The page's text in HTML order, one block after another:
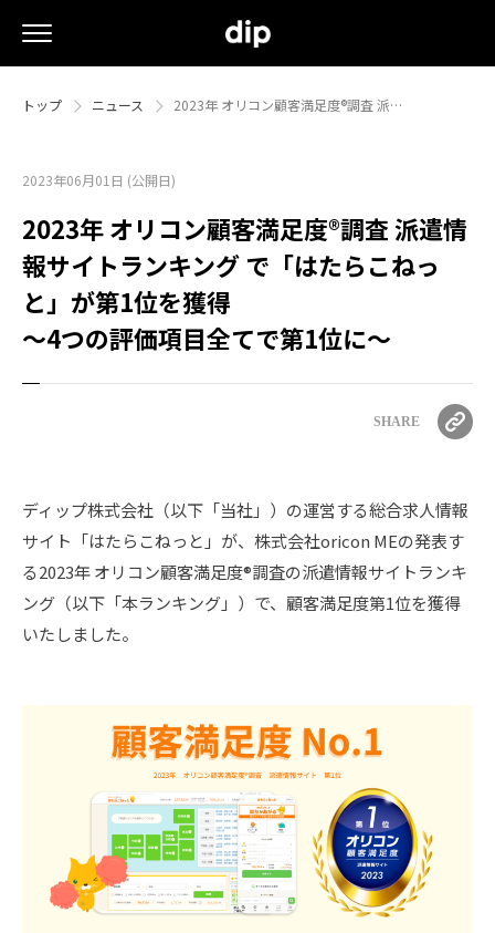
トップ ニュース 2023年 オリコン顧客満足度®調査 派…
2023年06月01日 (公開日)
2023年 オリコン顧客満足度®調査 派遣情
報サイトランキング で「はたらこねっ
と」が第1位を獲得
～4つの評価項目全てで第1位に～
SHARE
ディップ株式会社（以下「当社」）の運営する総合求人情報
サイト「はたらこねっと」が、株式会社oricon MEの発表す
る2023年 オリコン顧客満足度®調査の派遣情報サイトランキ
ング（以下「本ランキング」）で、顧客満足度第1位を獲得
いたしました。